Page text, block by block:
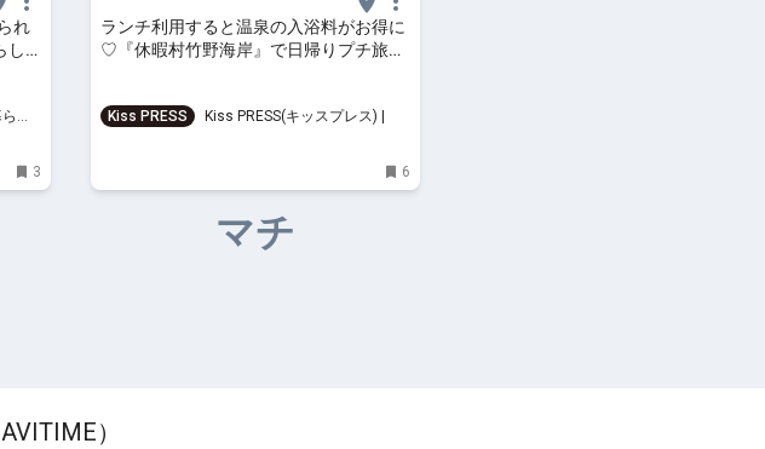
れ
し
3
ランチ利用すると温泉の入浴料がお得に
♡『休暇村竹野海岸』で日帰りプチ旅行
Kiss PRESS
Kiss PRESS(キッスプレス) | 街
6
マチ
）